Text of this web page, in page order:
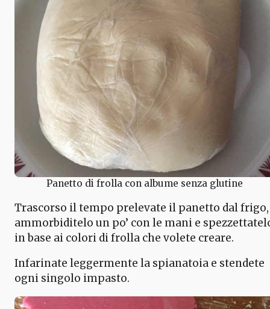
Panetto di frolla con albume senza glutine
Trascorso il tempo prelevate il panetto dal frigo,
ammorbiditelo un po’ con le mani e
in base ai colori di frolla che volete creare.
Infarinate leggermente la spianatoia e stendete
ogni singolo impasto.